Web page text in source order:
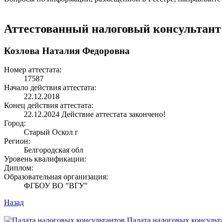
Аттестованный налоговый консультант
Козлова Наталия Федоровна
Номер аттестата:
17587
Начало действия аттестата:
22.12.2018
Конец действия аттестата:
22.12.2024 Действие аттестата закончено!
Город:
Старый Оскол г
Регион:
Белгородская обл
Уровень квалификации:
Диплом:
Образовательная организация:
ФГБОУ ВО "ВГУ"
Назад